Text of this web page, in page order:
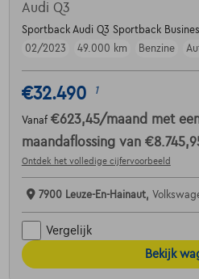
Audi Q3
Sportback Audi Q3 Sportback
02/2023
49.000 km Benzine
€32.490 1
Vanaf €623,45/maand met
maandaflossing van
Ontdek het volledige cijfervoorbeeld
7900 Leuze-En-Hainaut,
Vergelijk
Bekijk